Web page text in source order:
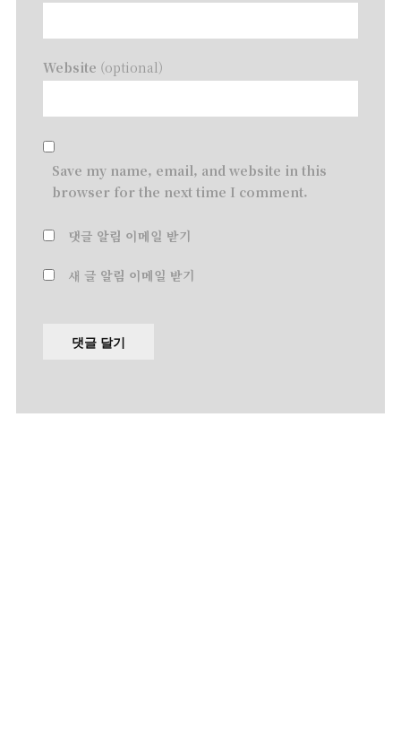
Website (optional)
Save my name, email, and website in this
browser for the next time I comment.
댓글 알림 이메일 받기
새 글 알림 이메일 받기